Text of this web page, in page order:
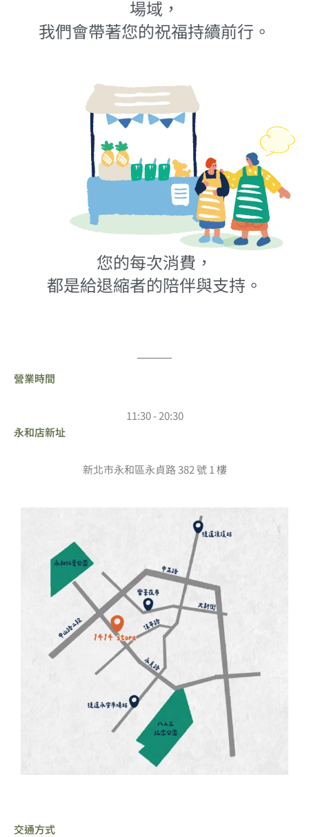
場域，
我們會帶著您的祝福持續前行。
您的每次消費，
都是給退縮者的陪伴與支持。
營業時間
11:30 - 20:30
永和店新址
新北市永和區永貞路 382 號 1 樓
交通方式